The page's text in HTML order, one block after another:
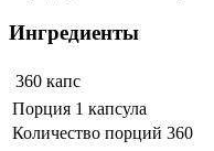
Ингредиенты
360 капс
Порция 1 капсула
Количество порций 360